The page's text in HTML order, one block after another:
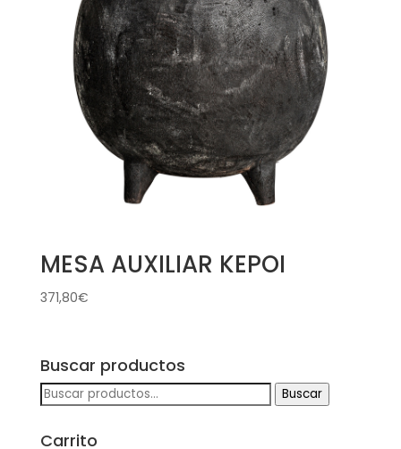
MESA AUXILIAR KEPOI
371,80€
Buscar productos
Buscar
por:
Buscar
Carrito